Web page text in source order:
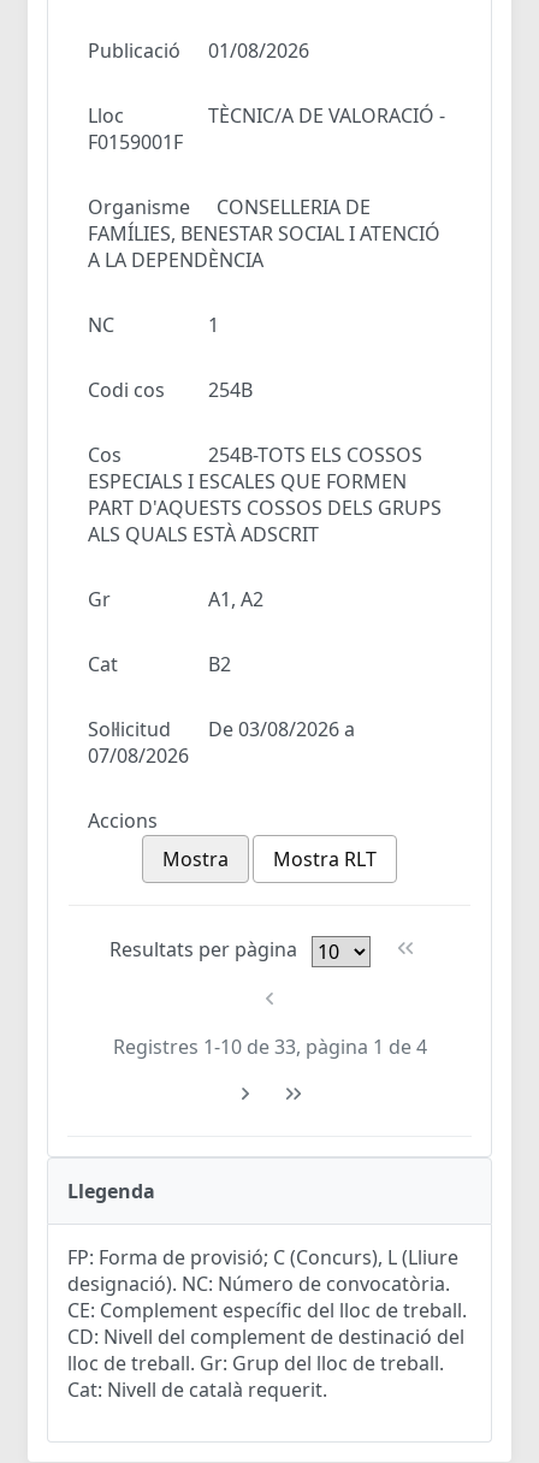
Publicació 01/08/2026
Lloc
TÈCNIC/A DE VALORACIÓ -
F0159001F
Organisme
CONSELLERIA DE
FAMÍLIES, BENESTAR SOCIAL I ATENCIÓ
A LA DEPENDÈNCIA
NC 1
Codi cos 254B
Cos
254B-TOTS ELS COSSOS
ESPECIALS I ESCALES QUE FORMEN
PART D'AQUESTS COSSOS DELS GRUPS
ALS QUALS ESTÀ ADSCRIT
Gr A1, A2
Cat B2
Sol·licitud
De 03/08/2026 a
07/08/2026
Accions
Mostra
Mostra RLT
Resultats per pàgina
Registres 1-10 de 33, pàgina 1 de 4
Llegenda
FP: Forma de provisió; C (Concurs), L (Lliure
designació). NC: Número de convocatòria.
CE: Complement específic del lloc de treball.
CD: Nivell del complement de destinació del
lloc de treball. Gr: Grup del lloc de treball.
Cat: Nivell de català requerit.